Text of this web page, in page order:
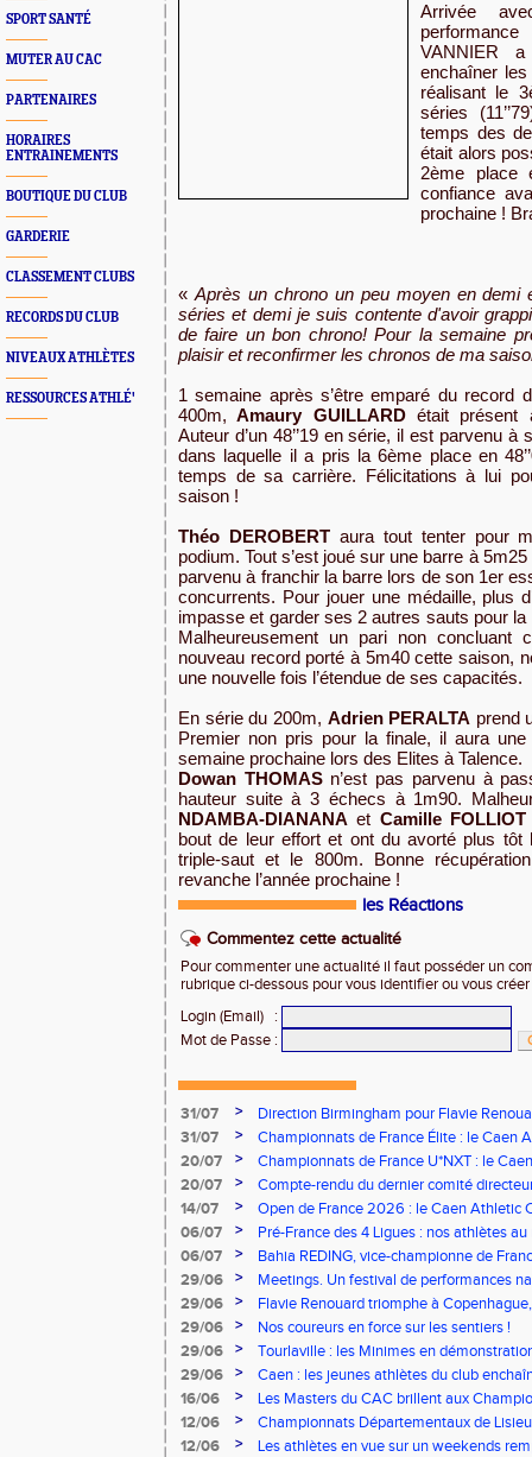
SPORT SANTÉ
MUTER AU CAC
PARTENAIRES
HORAIRES
ENTRAINEMENTS
BOUTIQUE DU CLUB
GARDERIE
CLASSEMENT CLUBS
RECORDS DU CLUB
NIVEAUX ATHLÈTES
RESSOURCES ATHLÉ'
Arrivée
VANNIER
enchaîner
réalisant le
séries
temps des
était alors
2ème place
confiance
prochaine !
« Après un chrono un peu moyen en demi
séries et demi je suis contente d'avoir
de faire un bon chrono! Pour la semaine
plaisir et reconfirmer les chronos de ma
1 semaine après s’être emparé du record
400m, Amaury GUILLARDétait présent
Auteur d’un 48’’19 en série, il est parvenu
dans laquelle il a pris la 6ème place en
temps de sa carrière. Félicitations à lui
saison !
Théo DEROBERTaura tout tenter pour
podium. Tout s’est joué sur une barre à
parvenu à franchir la barre lors de son 1er
concurrents. Pour jouer une médaille, plus
impasse et garder ses 2 autres sauts pour
Malheureusement un pari non concluant
nouveau record porté à 5m40 cette saison,
une nouvelle fois l’étendue de ses capacités.
En série du 200m, Adrien PERALTA prend
Premier non pris pour la finale, il aura
semaine prochaine lors des Elites à Talence.
Dowan THOMASn’est pas parvenu à
hauteur suite à 3 échecs à 1m90.
NDAMBA-DIANANA et Camille FOLLIOT
bout de leur effort et ont du avorté plus tôt
triple-saut et le 800m. Bonne
revanche l’année prochaine !
les Réactions
Commentez cette actualité
Pour commenter une actualité il faut posséder un
rubrique ci-dessous pour vous identifier ou vous
Login (Email)
:
Mot de Passe :
31/07 >
Direction Birmingham pour Flavie
31/07
>
Championnats de France Élite : le Caen
vous à Albi !
20/07 >
Championnats de France U*NXT : le
Stade Charléty !
20/07 >
Compte-rendu du dernier comité
14/07
>
Open de France 2026 : le Caen Athletic
06/07
>
Pré-France des 4 Ligues : nos athlètes
06/07
>
Bahia REDING, vice-championne de
29/06
>
Meetings. Un festival de performances
concours
29/06 >
Flavie Renouard triomphe à
brillent sur tous les fronts
29/06 >
Nos coureurs en force sur les sentiers !
29/06
>
Tourlaville : les Minimes en
29/06
>
Caen : les jeunes athlètes du club
16/06
>
Les Masters du CAC brillent aux
12/06
>
Championnats Départementaux de
remarquables pour nos jeunes athlètes
12/06 >
Les athlètes en vue sur un weekends